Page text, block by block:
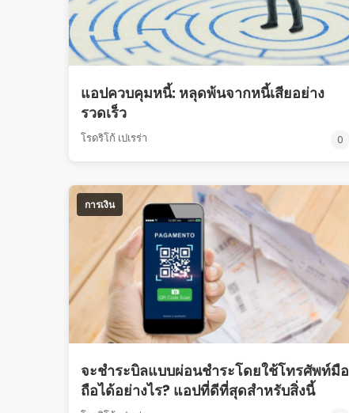
แอปควบคุมหนี้: หลุดพ้นจากหนี้เสียอย่าง
รวดเร็ว
โรดริโก้ เปเรร่า 0
การเงิน
จะชำระบิลแบบผ่อนชำระโดยใช้โทรศัพท์มือ
ถือได้อย่างไร? แอปที่ดีที่สุดสำหรับสิ่งนี้